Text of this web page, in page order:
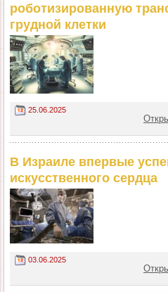
роботизированную
грудной клетки
25.06.2025
В Израиле впервые
искусственного сердца
03.06.2025